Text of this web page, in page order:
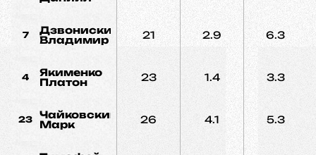
7
Дзвониский
Владимир
21 2.9 6.3
4
Якименко
Платон
23 1.4 3.3
23
Чайковский
Марк
26 4.1 5.3